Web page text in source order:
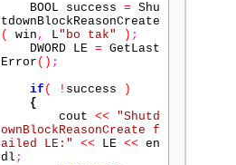
BOOL success = Shu
tdownBlockReasonCreate
(
win , L"bo tak" ) ;
DWORD LE = GetLast
Error () ;
if ( ! success
)
{
cout <<
"Shutd
ownBlockReasonCreate f
ailed LE:"
<< LE << en
dl ;